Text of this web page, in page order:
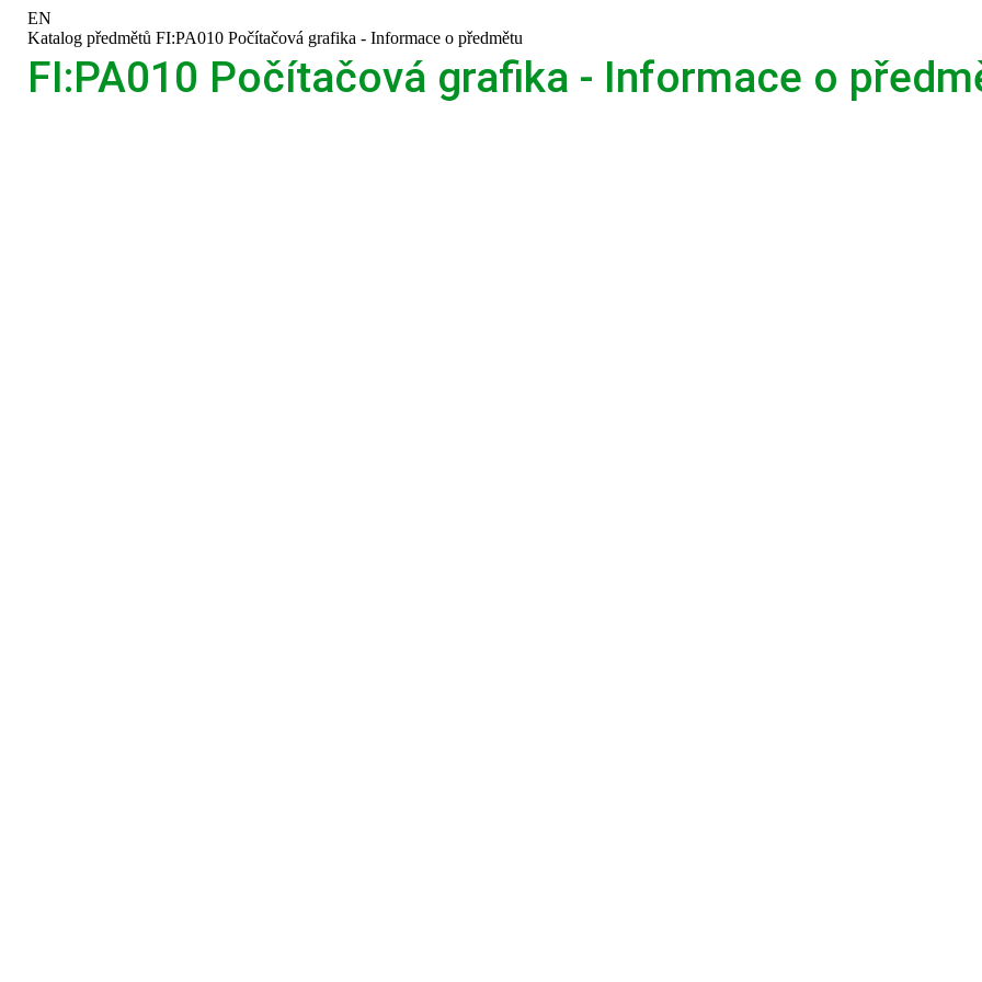
Přeskočit
horní
lištu
Přeskočit
hlavičku
Přeskočit
obsah
Přeskočit
patičku
EN
>
Katalog předmětů >
FI:PA010 Počítačová grafika - Informace o předmětu
FI:PA010 Počítačová grafika - Informace o